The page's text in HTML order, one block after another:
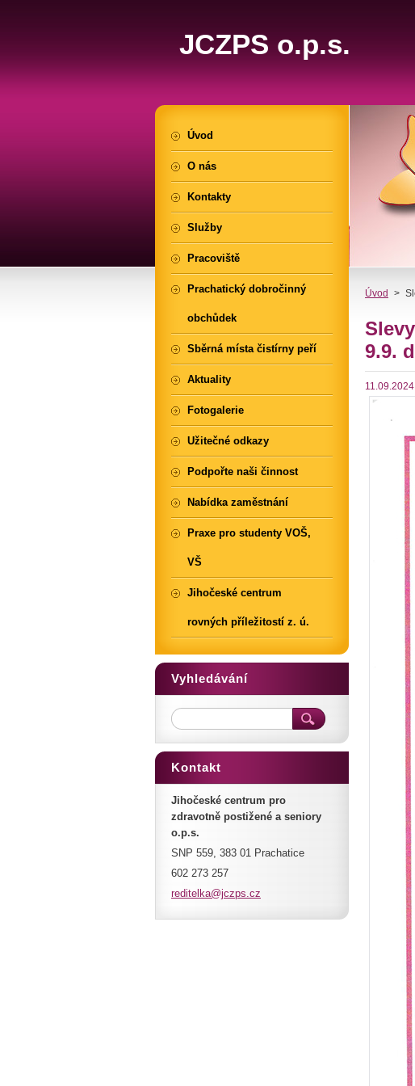
JCZPS o.p.s.
Úvod >
9.9.
Úvod
O nás
Kontakty
Služby
Pracoviště
Prachatický dobročinný
obchůdek
Sběrná místa čistírny peří
Aktuality
Fotogalerie
Užitečné odkazy
Podpořte naši činnost
Nabídka zaměstnání
Praxe pro studenty VOŠ,
VŠ
Jihočeské centrum
rovných příležitostí z. ú.
Vyhledávání
Kontakt
Jihočeské centrum pro
zdravotně postižené a seniory
o.p.s.
SNP 559, 383 01 Prachatice
602 273 257
reditelka@jczps.cz